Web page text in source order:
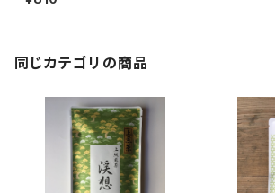
休憩 リラックスタイム ティー
グ オリジナルのお茶 ブレン
ド 国内産
同じカテゴリの商品